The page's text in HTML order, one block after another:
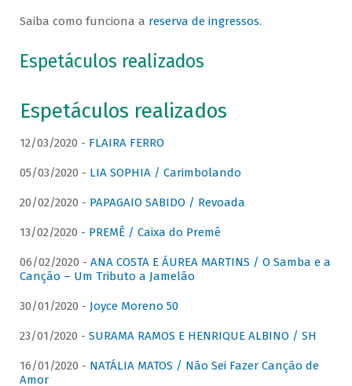
Saiba como funciona a reserva de ingressos.
Espetáculos realizados
Espetáculos realizados
12/03/2020 - FLAIRA FERRO
05/03/2020 - LIA SOPHIA / Carimbolando
20/02/2020 - PAPAGAIO SABIDO / Revoada
13/02/2020 - PREMÊ / Caixa do Premê
06/02/2020 - ANA COSTA E ÁUREA MARTINS / O Samba e a
Canção – Um Tributo a Jamelão
30/01/2020 - Joyce Moreno 50
23/01/2020 - SURAMA RAMOS E HENRIQUE ALBINO / SH
16/01/2020 - NATÁLIA MATOS / Não Sei Fazer Canção de
Amor